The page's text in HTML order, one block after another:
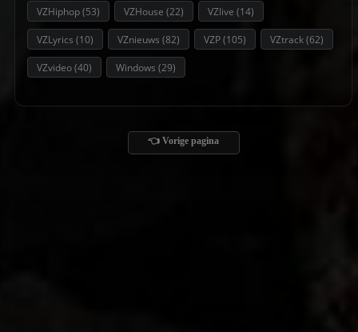
VZHiphop(53) VZHouse (22) VZlive (14)
VZLyrics (10) VZnieuws (82) VZP(105) VZtrack(62)
VZvideo(40) Windows (29)
👈 Vorige pagina